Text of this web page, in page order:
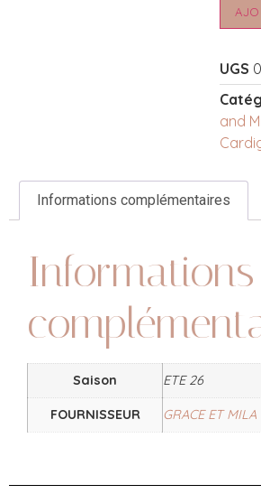
UGS
and
Informations complémentaires
Informations
Saison ETE 26
FOURNISSEUR GRACE ET MILA